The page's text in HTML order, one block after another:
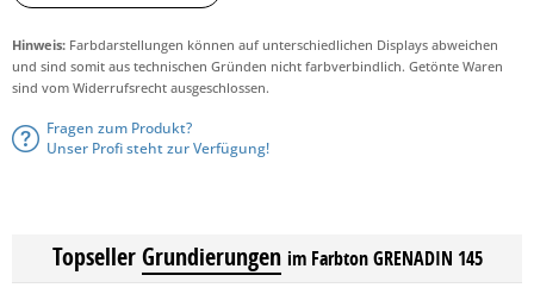
Hinweis: Farbdarstellungen können auf unterschiedlichen Displays abweichen
und sind somit aus technischen Gründen nicht farbverbindlich. Getönte Waren
sind vom Widerrufsrecht ausgeschlossen.
Fragen zum Produkt?
Unser Profi steht zur Verfügung!
Topseller Grundierungen im Farbton GRENADIN 145